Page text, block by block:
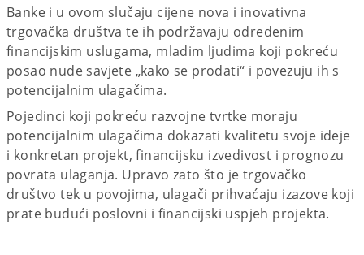
Banke i u ovom slučaju cijene nova i inovativna
trgovačka društva te ih podržavaju određenim
financijskim uslugama, mladim ljudima koji pokreću
posao nude savjete „kako se prodati“ i povezuju ih s
potencijalnim ulagačima.
Pojedinci koji pokreću razvojne tvrtke moraju
potencijalnim ulagačima dokazati kvalitetu svoje ideje
i konkretan projekt, financijsku izvedivost i prognozu
povrata ulaganja. Upravo zato što je trgovačko
društvo tek u povojima, ulagači prihvaćaju izazove koji
prate budući poslovni i financijski uspjeh projekta.